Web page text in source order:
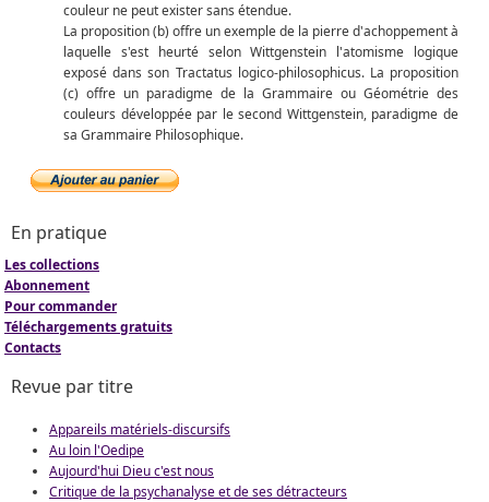
couleur ne peut exister sans étendue.
La proposition (b) offre un exemple de la pierre d'achoppement à
laquelle s'est heurté selon Wittgenstein l'atomisme logique
exposé dans son Tractatus logico-philosophicus. La proposition
(c) offre un paradigme de la Grammaire ou Géométrie des
couleurs développée par le second Wittgenstein, paradigme de
sa Grammaire Philosophique.
En pratique
Les collections
Abonnement
Pour commander
Téléchargements gratuits
Contacts
Revue par titre
Appareils matériels-discursifs
Au loin l'Oedipe
Aujourd'hui Dieu c'est nous
Critique de la psychanalyse et de ses détracteurs